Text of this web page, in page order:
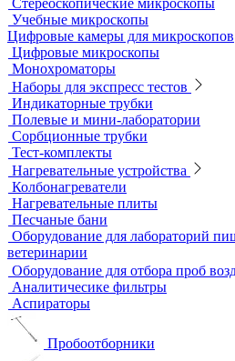
Мерная посуда
Посуда общего назначения
Центрифужные пробирки
Микроскопы
Инвертируемые микроскопы
Комплектующие к микроскопам
Лабораторные микроскопы
Люминесцентные микроскопы
Металлографические микроскопы
Объективы для микроскопов
Окуляры для микроскопов
Поляризационные микроскопы
Стереоскопические микроскопы
Учебные микроскопы
Цифровые камеры для микроскопов
Цифровые микроскопы
Монохроматоры
Наборы для экспресс тестов
Индикаторные трубки
Полевые и мини-лаборатории
Сорбционные трубки
Тест-комплекты